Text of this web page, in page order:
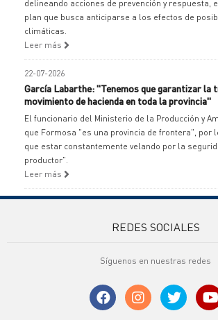
delineando acciones de prevención y respuesta,
plan que busca anticiparse a los efectos de
climáticas.
Leer más
22-07-2026
García Labarthe: "Tenemos que garantizar la
movimiento de hacienda en toda la provincia"
El funcionario del Ministerio de la Producción y
que Formosa "es una provincia de frontera", por
que estar constantemente velando por la
productor".
Leer más
REDES SOCIALES
Síguenos en nuestras redes